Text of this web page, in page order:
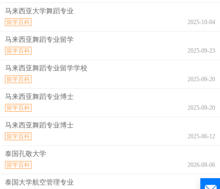
马来西亚大学舞蹈专业
2025-10-04
留学百科
马来西亚舞蹈专业留学
2025-09-23
留学百科
马来西亚舞蹈专业留学学校
2025-09-20
留学百科
马来西亚舞蹈专业博士
2025-09-20
留学百科
马来西亚舞蹈专业博士
2025-06-12
留学百科
泰国孔敬大学
2026-08-06
留学百科
泰国大学航空管理专业